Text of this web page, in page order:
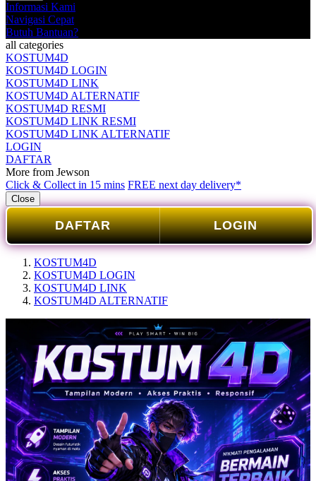
Informasi Kami
Navigasi Cepat
Butuh Bantuan?
all categories
KOSTUM4D
KOSTUM4D LOGIN
KOSTUM4D LINK
KOSTUM4D ALTERNATIF
KOSTUM4D RESMI
KOSTUM4D LINK RESMI
KOSTUM4D LINK ALTERNATIF
LOGIN
DAFTAR
More from Jewson
Click & Collect in 15 mins FREE next day delivery*
Close
DAFTAR LOGIN
KOSTUM4D
KOSTUM4D LOGIN
KOSTUM4D LINK
KOSTUM4D ALTERNATIF